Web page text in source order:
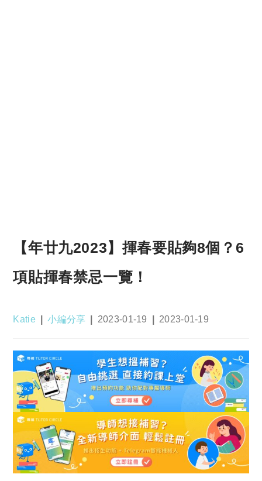
【年廿九2023】揮春要貼夠8個？6
項貼揮春禁忌一覽！
Post
Katie
Post
小編分享
Post
2023-01-19
Post
2023-01-19